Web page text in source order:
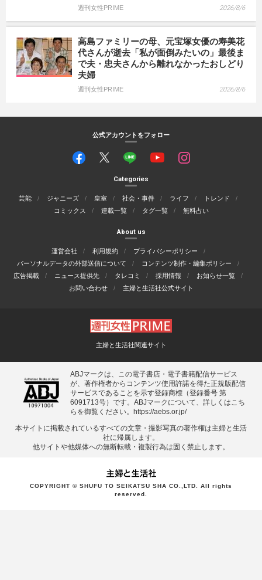
週刊女性PRIME 2026/8/6
高島ファミリーの母、元宝塚女優の寿美花
代さんが逝去「私が面倒みたいの」最後ま
で夫・忠夫さんから離れなかったおしどり
夫婦
週刊女性PRIME 2026/8/6
公式アカウントをフォロー
Categories
芸能 ジャニーズ 皇室 社会・事件 ライフ
トレンド
コミックス
連載一覧 タグ一覧 無料占い
About us
運営会社 利用規約
プライバシーポリシー
パーソナルデータの外部送信について
コンテンツ制作・編集ポリシー
広告掲載
ニュース提供先 タレコミ 採用情報
お知らせ一覧
お問い合わせ
主婦と生活社公式サイト
主婦と生活社関連サイト
ABJマークは、この電子書店・電子書籍配信サービス
が、著作権者からコンテンツ使用許諾を得た正規版配信
サービスであることを示す登録商標（登録番号 第
6091713号）です。ABJマークについて、詳しくはこち
らを御覧ください。 https://aebs.or.jp/
本サイトに掲載されているすべての⽂章・撮影写真の著作権は主婦と⽣活
社に帰属します。
他サイトや他媒体への無断転載・複製⾏為は固く禁⽌します。
COPYRIGHT © SHUFU TO SEIKATSU SHA CO.,LTD. All rights
reserved.